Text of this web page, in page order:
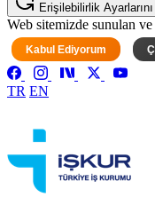
Erişilebilirlik
Web sitemizde sunulan
Kabul Ediyorum
TR EN